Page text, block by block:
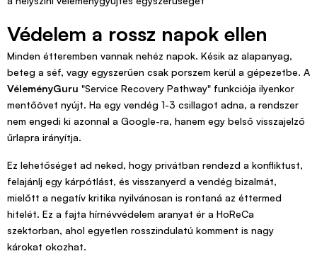
Védelem a rossz napok ellen
Minden étteremben vannak nehéz napok. Késik az alapanyag,
beteg a séf, vagy egyszerűen csak porszem kerül a gépezetbe. A
VéleményGuru "Service Recovery Pathway" funkciója ilyenkor
mentőövet nyújt. Ha egy vendég 1-3 csillagot adna, a rendszer
nem engedi ki azonnal a Google-ra, hanem egy belső visszajelző
űrlapra irányítja.
Ez lehetőséget ad neked, hogy privátban rendezd a konfliktust,
felajánlj egy kárpótlást, és visszanyerd a vendég bizalmát,
mielőtt a negatív kritika nyilvánosan is rontaná az éttermed
hitelét. Ez a fajta hírnévvédelem aranyat ér a HoReCa
szektorban, ahol egyetlen rosszindulatú komment is nagy
károkat okozhat.